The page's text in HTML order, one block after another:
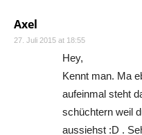
Axel
27. Juli 2015 at 18:55
Hey,
Kennt man. Ma
aufeinmal steht
schüchtern weil
aussiehst :D .